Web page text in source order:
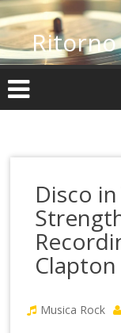
Vai
al
contenuto
Disco
Clapton
Musica Rock